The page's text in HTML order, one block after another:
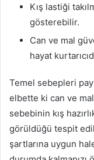
Kış lastiği
gösterebilir.
Can ve mal
hayat
Temel sebepleri
elbette ki can ve
sebebinin kış
görüldüğü tespit
şartlarına uygun